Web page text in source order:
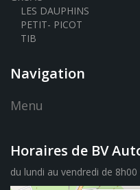
LES DAUPHINS
PETIT- PICOT
TIB
Navigation
Menu
Horaires de BV
du lundi au vendredi de